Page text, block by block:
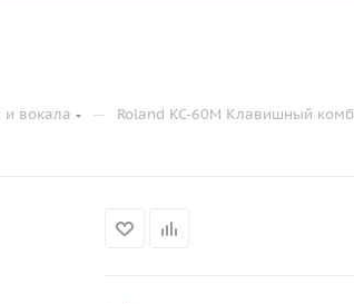
вокала — Roland KC-60M Клавишный